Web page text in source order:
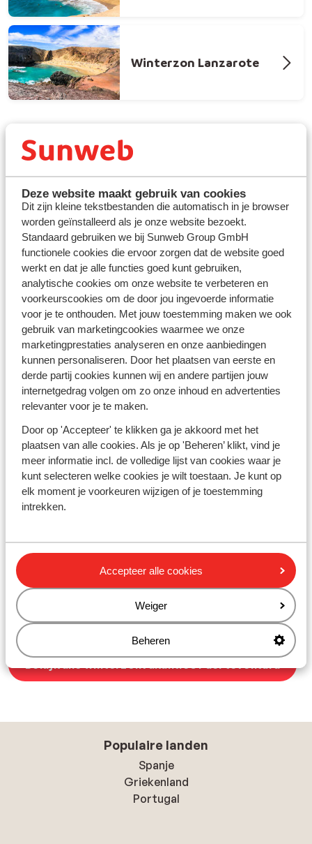
Deze website maakt gebruik van cookies
Dit zijn kleine tekstbestanden die automatisch in je browser
worden geïnstalleerd als je onze website bezoekt.
Standaard gebruiken we bij Sunweb Group GmbH
functionele cookies die ervoor zorgen dat de website goed
werkt en dat je alle functies goed kunt gebruiken,
analytische cookies om onze website te verbeteren en
voorkeurscookies om de door jou ingevoerde informatie
voor je te onthouden. Met jouw toestemming maken we ook
gebruik van marketingcookies waarmee we onze
marketingprestaties analyseren en onze aanbiedingen
kunnen personaliseren. Door het plaatsen van eerste en
derde partij cookies kunnen wij en andere partijen jouw
internetgedrag volgen om zo onze inhoud en advertenties
relevanter voor je te maken.
Door op 'Accepteer' te klikken ga je akkoord met het
plaatsen van alle cookies. Als je op 'Beheren’ klikt, vind je
meer informatie incl. de volledige lijst van cookies waar je
kunt selecteren welke cookies je wilt toestaan. Je kunt op
elk moment je voorkeuren wijzigen of je toestemming
intrekken.
Accepteer alle cookies
Weiger
Beheren
Winterzon Lanzarote
Fuerteventura: all inclusive genieten in
de winterzon
Fuerteventura is een populaire bestemming voor een
winterzonvakantie, met een ruim aanbod aanall
inclusive resorts.Veel accommodaties liggen direct
aan het strand, waardoor je vanuit je hotel zo het zand
op loopt. Dankzij het milde klimaat met temperaturen
rond de 22 graden in de winter, is het eiland ideaal voor
een ontspannen verblijf in de zon. Of je nu reist met je
gezin of met z’n tweeën, Fuerteventura biedt een
combinatie van comfort, rust en natuur. Benieuwd naar
meer zonbestemmingen?Bekijk alle
winterzonvakanties.
Wat te doen op Fuerteventura in de winter
Naast ontspannen op het strand zijn er op
Fuerteventura ook volop mogelijkheden om eropuit te
gaan. Denk aan surfen of kitesurfen in Corralejo,
aan plaatsen zoals Betancuria en La Oliva. Ook
culturele bezienswaardigheden, zoals de grotten van
Ajuy en lokale musea, maken het eiland geschikt voor
een gevarieerde vakantie. Door het aangename weer in
de wintermaanden is het een fijne bestemming om
actief bezig te zijn of juist tot rust te komen.
Populaire landen
Spanje
Griekenland
Portugal